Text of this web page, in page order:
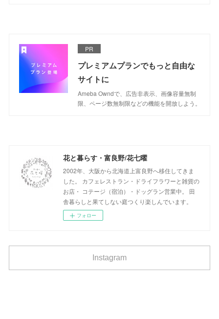
PR
プレミアムプランでもっと自由な
サイトに
Ameba Owndで、広告非表示、画像容量無制
限、ページ数無制限などの機能を開放しよう。
花と暮らす・富良野/花七曜
2002年、大阪から北海道上富良野へ移住してきま
した。 カフェレストラン・ドライフラワーと雑貨の
お店・ コテージ（宿泊）・ドッグラン営業中。 田
舎暮らしと果てしない庭つくり楽しんでいます。
フォロー
Instagram